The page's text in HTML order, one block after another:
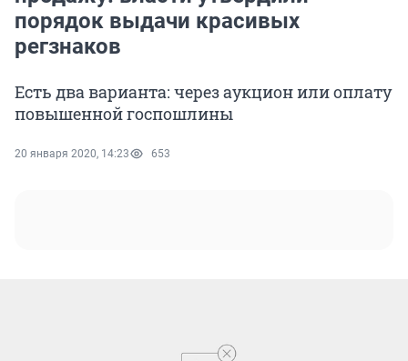
порядок выдачи красивых
регзнаков
Есть два варианта: через аукцион или оплату
повышенной госпошлины
20 января 2020, 14:23 653